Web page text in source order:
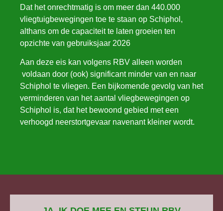
Dat het onrechtmatig is om meer dan 440.000
vliegtuigbewegingen toe te staan op Schiphol,
althans om de capaciteit te laten groeien ten
opzichte van gebruiksjaar 2026
Aan deze eis kan volgens RBV alleen worden
voldaan door (ook) significant minder van en naar
Schiphol te vliegen. Een bijkomende gevolg van het
verminderen van het aantal vliegbewegingen op
Schiphol is, dat het bewoond gebied met een
verhoogd neerstortgevaar navenant kleiner wordt.